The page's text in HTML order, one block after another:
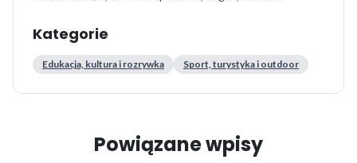
Kategorie
Edukacja, kultura i rozrywka Sport, turystyka i outdoor
Powiązane wpisy